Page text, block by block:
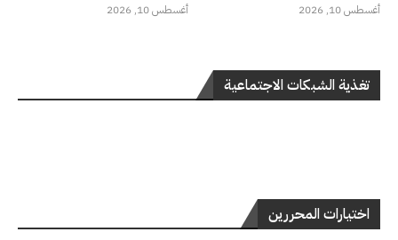
أغسطس 10, 2026 أغسطس 10, 2026
تغذية الشبكات الاجتماعية
اختيارات المحررين